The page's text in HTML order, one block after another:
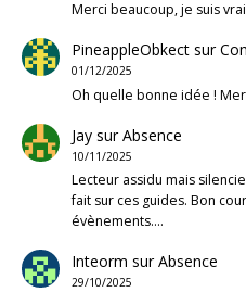
Merci beaucoup, je suis
PineappleObkectsur
01/12/2025
Oh quelle bonne idée !
JaysurAbsence
10/11/2025
Lecteur assidu mais
fait sur ces guides. Bon
évènements.…
Inteorm surAbsence
29/10/2025